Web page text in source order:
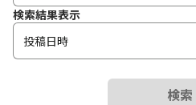
検索結果表示
投稿日時
検索